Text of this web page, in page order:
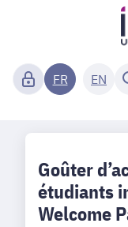
FR EN
Goûter
étudiants
Welcome